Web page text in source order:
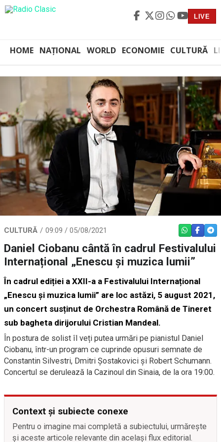
LIVE
HOME NAȚIONAL WORLD ECONOMIE CULTURĂ
CULTURĂ 09:09 / 05/08/2021 WHATSAPP
Daniel Ciobanu cântă în cadrul Festivalului
Internațional „Enescu și muzica lumii”
În cadrul ediției a XXII-a a Festivalului Internațional
„Enescu și muzica lumii” are loc astăzi, 5 august 2021,
un concert susținut de Orchestra Română de Tineret
sub bagheta dirijorului Cristian Mandeal.
În postura de solist îl veți putea urmări pe pianistul Daniel
Ciobanu, într-un program ce cuprinde opusuri semnate de
Constantin Silvestri, Dmitri Șostakovici și Robert Schumann.
Concertul se derulează la Cazinoul din Sinaia, de la ora 19:00.
Context și subiecte conexe
Pentru o imagine mai completă a subiectului, urmărește
și aceste articole relevante din același flux editorial.